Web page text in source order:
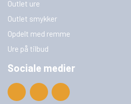
Outlet ure
Outlet smykker
Opdelt med remme
Ure på tilbud
Sociale medier